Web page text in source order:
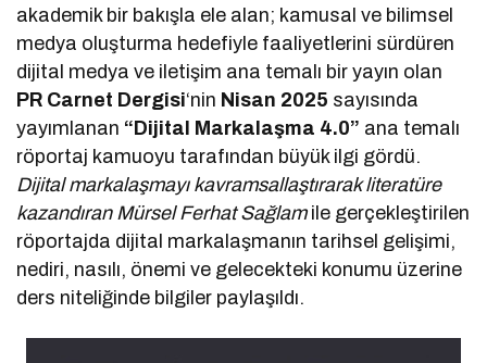
akademik bir bakışla ele alan; kamusal ve bilimsel
medya oluşturma hedefiyle faaliyetlerini sürdüren
dijital medya ve iletişim ana temalı bir yayın olan
PR Carnet Dergisi‘nin Nisan 2025 sayısında
yayımlanan “Dijital Markalaşma 4.0” ana temalı
röportaj kamuoyu tarafından büyük ilgi gördü.
Dijital markalaşmayı kavramsallaştırarak literatüre
kazandıran Mürsel Ferhat Sağlamile gerçekleştirilen
röportajda dijital markalaşmanın tarihsel gelişimi,
nediri, nasılı, önemi ve gelecekteki konumu üzerine
ders niteliğinde bilgiler paylaşıldı.